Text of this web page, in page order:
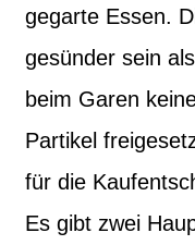
gegarte Essen.
gesünder sein
beim Garen
Partikel
für die
Es gibt zwei